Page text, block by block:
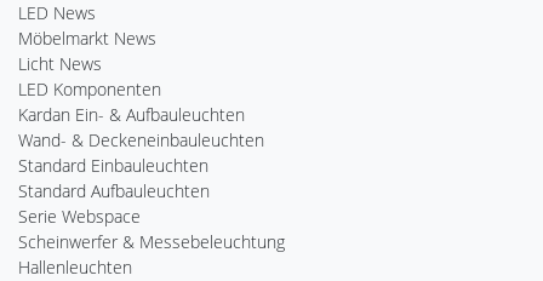
LED News
Möbelmarkt News
Licht News
LED Komponenten
Kardan Ein- & Aufbauleuchten
Wand- & Deckeneinbauleuchten
Standard Einbauleuchten
Standard Aufbauleuchten
Serie Webspace
Scheinwerfer & Messebeleuchtung
Hallenleuchten